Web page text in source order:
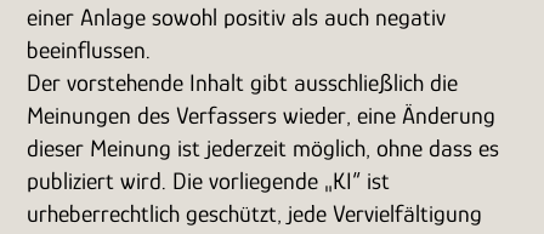
einer Anlage sowohl positiv als auch negativ
beeinflussen.
Der vorstehende Inhalt gibt ausschließlich die
Meinungen des Verfassers wieder, eine Änderung
dieser Meinung ist jederzeit möglich, ohne dass es
publiziert wird. Die vorliegende „KI“ ist
urheberrechtlich geschützt, jede Vervielfältigung